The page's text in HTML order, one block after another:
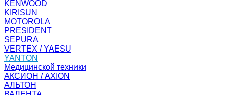
KENWOOD
KIRISUN
MOTOROLA
PRESIDENT
SEPURA
VERTEX / YAESU
YANTON
Медицинской техники
АКСИОН / AXION
АЛЬТОН